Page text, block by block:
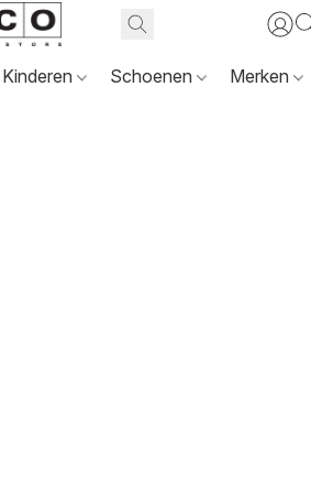
Kinderen Schoenen Merken